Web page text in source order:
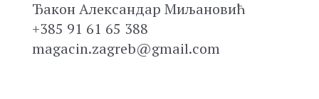
Ђакон Александар Миљановић
+385 91 61 65 388
magacin.zagreb@gmail.com